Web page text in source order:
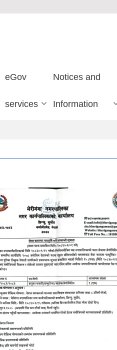
eGov
services
Notices and
Information